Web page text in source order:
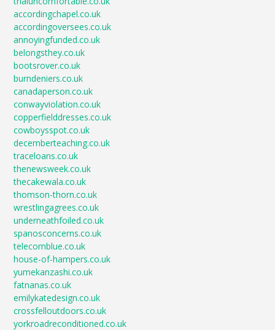
accordingchapel.co.uk
accordingoversees.co.uk
annoyingfunded.co.uk
belongsthey.co.uk
bootsrover.co.uk
burndeniers.co.uk
canadaperson.co.uk
conwayviolation.co.uk
copperfielddresses.co.uk
cowboysspot.co.uk
decemberteaching.co.uk
traceloans.co.uk
thenewsweek.co.uk
thecakewala.co.uk
thomson-thorn.co.uk
wrestlingagrees.co.uk
underneathfoiled.co.uk
spanosconcerns.co.uk
telecomblue.co.uk
house-of-hampers.co.uk
yumekanzashi.co.uk
fatnanas.co.uk
emilykatedesign.co.uk
crossfelloutdoors.co.uk
yorkroadreconditioned.co.uk